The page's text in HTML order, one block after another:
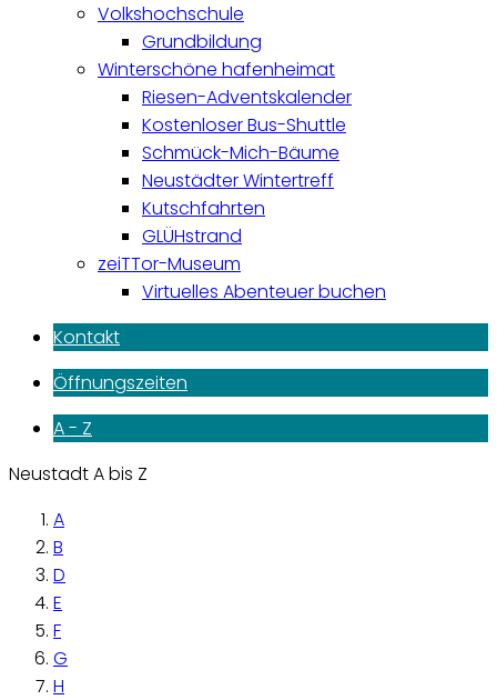
Volkshochschule
Grundbildung
Winterschöne hafenheimat
Riesen-Adventskalender
Kostenloser Bus-Shuttle
Schmück-Mich-Bäume
Neustädter Wintertreff
Kutschfahrten
GLÜHstrand
zeiTTor-Museum
Virtuelles Abenteuer buchen
Kontakt
Öffnungszeiten
A - Z
Neustadt A bis Z
A
B
D
E
F
G
H